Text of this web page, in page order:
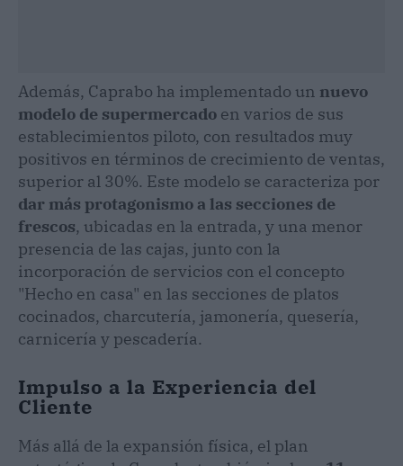
Además, Caprabo ha implementado un nuevo
modelo de supermercado en varios de sus
establecimientos piloto, con resultados muy
positivos en términos de crecimiento de ventas,
superior al 30%. Este modelo se caracteriza por
dar más protagonismo a las secciones de
frescos, ubicadas en la entrada, y una menor
presencia de las cajas, junto con la
incorporación de servicios con el concepto
"Hecho en casa" en las secciones de platos
cocinados, charcutería, jamonería, quesería,
carnicería y pescadería.
Impulso a la Experiencia del
Cliente
Más allá de la expansión física, el plan